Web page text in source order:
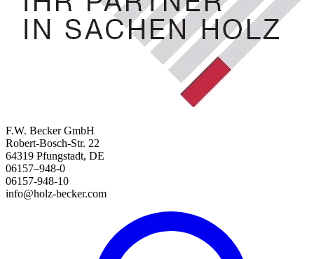
F.W. Becker GmbH
Robert-Bosch-Str. 22
64319 Pfungstadt, DE
06157–948-0
06157-948-10
info@holz-becker.com